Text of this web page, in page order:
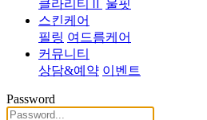
클라리티Ⅱ 울핏
스킨케어
필링 여드름케어
커뮤니티
상담&예약 이벤트
Password